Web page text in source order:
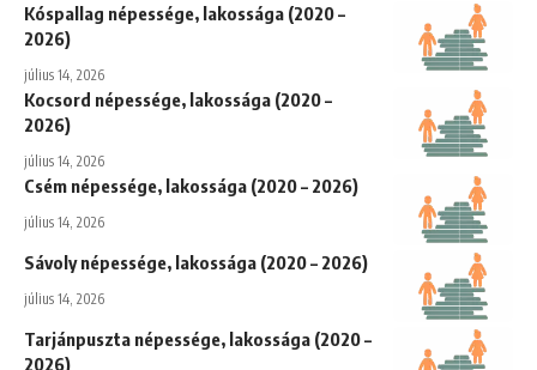
Kóspallag népessége, lakossága (2020 –
2026)
július 14, 2026
Kocsord népessége, lakossága (2020 –
2026)
július 14, 2026
Csém népessége, lakossága (2020 – 2026)
július 14, 2026
Sávoly népessége, lakossága (2020 – 2026)
július 14, 2026
Tarjánpuszta népessége, lakossága (2020 –
2026)